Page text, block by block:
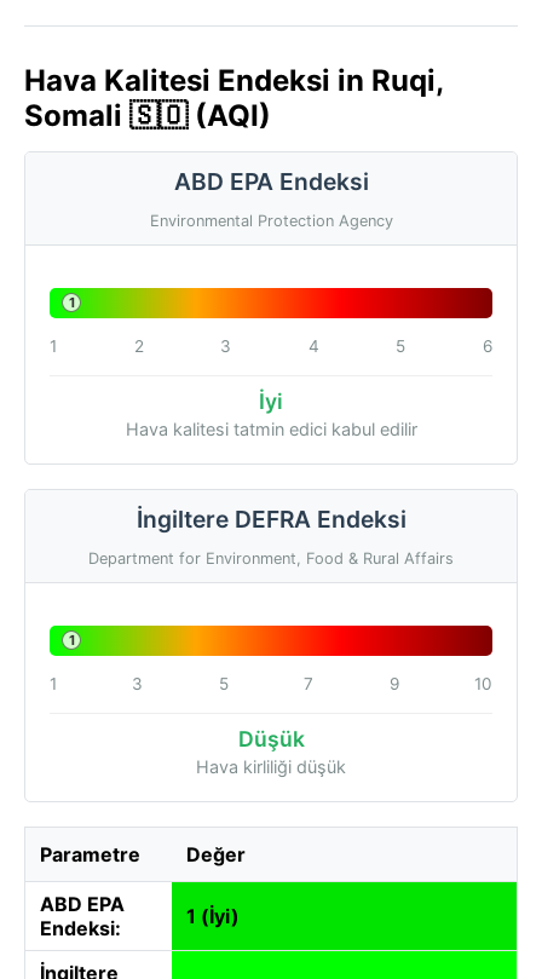
Hava Kalitesi Endeksi in Ruqi,
Somali 🇸🇴 (AQI)
ABD EPA Endeksi
Environmental Protection Agency
1
1 2 3 4 5 6
İyi
Hava kalitesi tatmin edici kabul edilir
İngiltere DEFRA Endeksi
Department for Environment, Food & Rural Affairs
1
1 3 5 7 9 10
Düşük
Hava kirliliği düşük
Parametre Değer
ABD EPA
Endeksi:
1 (İyi)
İngiltere